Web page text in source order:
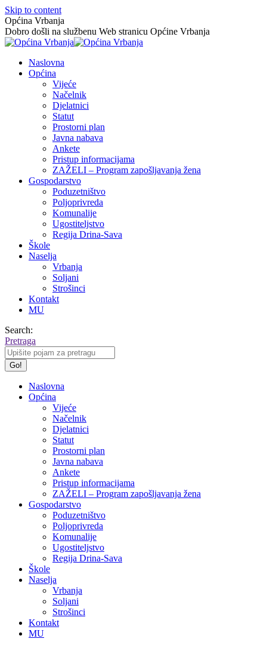
Skip to content
Općina Vrbanja
Dobro došli na službenu Web stranicu Općine Vrbanja
Naslovna
Općina
Vijeće
Načelnik
Djelatnici
Statut
Prostorni plan
Javna nabava
Ankete
Pristup informacijama
ZAŽELI – Program zapošljavanja žena
Gospodarstvo
Poduzetništvo
Poljoprivreda
Komunalije
Ugostiteljstvo
Regija Drina-Sava
Škole
Naselja
Vrbanja
Soljani
Strošinci
Kontakt
MU
Search:
Pretraga
Naslovna
Općina
Vijeće
Načelnik
Djelatnici
Statut
Prostorni plan
Javna nabava
Ankete
Pristup informacijama
ZAŽELI – Program zapošljavanja žena
Gospodarstvo
Poduzetništvo
Poljoprivreda
Komunalije
Ugostiteljstvo
Regija Drina-Sava
Škole
Naselja
Vrbanja
Soljani
Strošinci
Kontakt
MU